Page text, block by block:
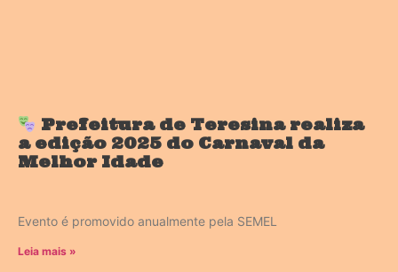
Prefeitura de Teresina realiza
a edição 2025 do Carnaval da
Melhor Idade
Evento é promovido anualmente pela SEMEL
Leia mais »